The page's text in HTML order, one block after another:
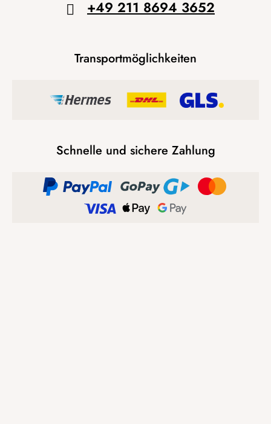
+49 211 8694 3652
Transportmöglichkeiten
Schnelle und sichere Zahlung